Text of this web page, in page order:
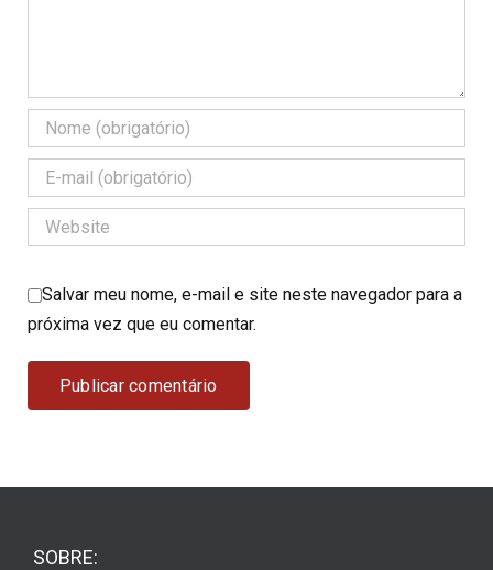
Salvar meu nome, e-mail e site neste navegador para a
próxima vez que eu comentar.
SOBRE: